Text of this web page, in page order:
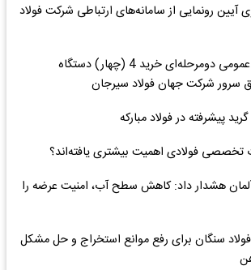
آیین رونمایی از سامانه‌های ارتباطی شرکت فولاد
آگهی مناقصه عمومی دومرحله‌ای خرید 4 (چهار) دستگاه
سرور شرکت جهان فولاد سیرجان
فولادی اهمیت بیشتری یافته‌اند؟
هشدار داد: کاهش سطح آب، امنیت عرضه را
سنگان برای رفع موانع استخراج و حل مشکل